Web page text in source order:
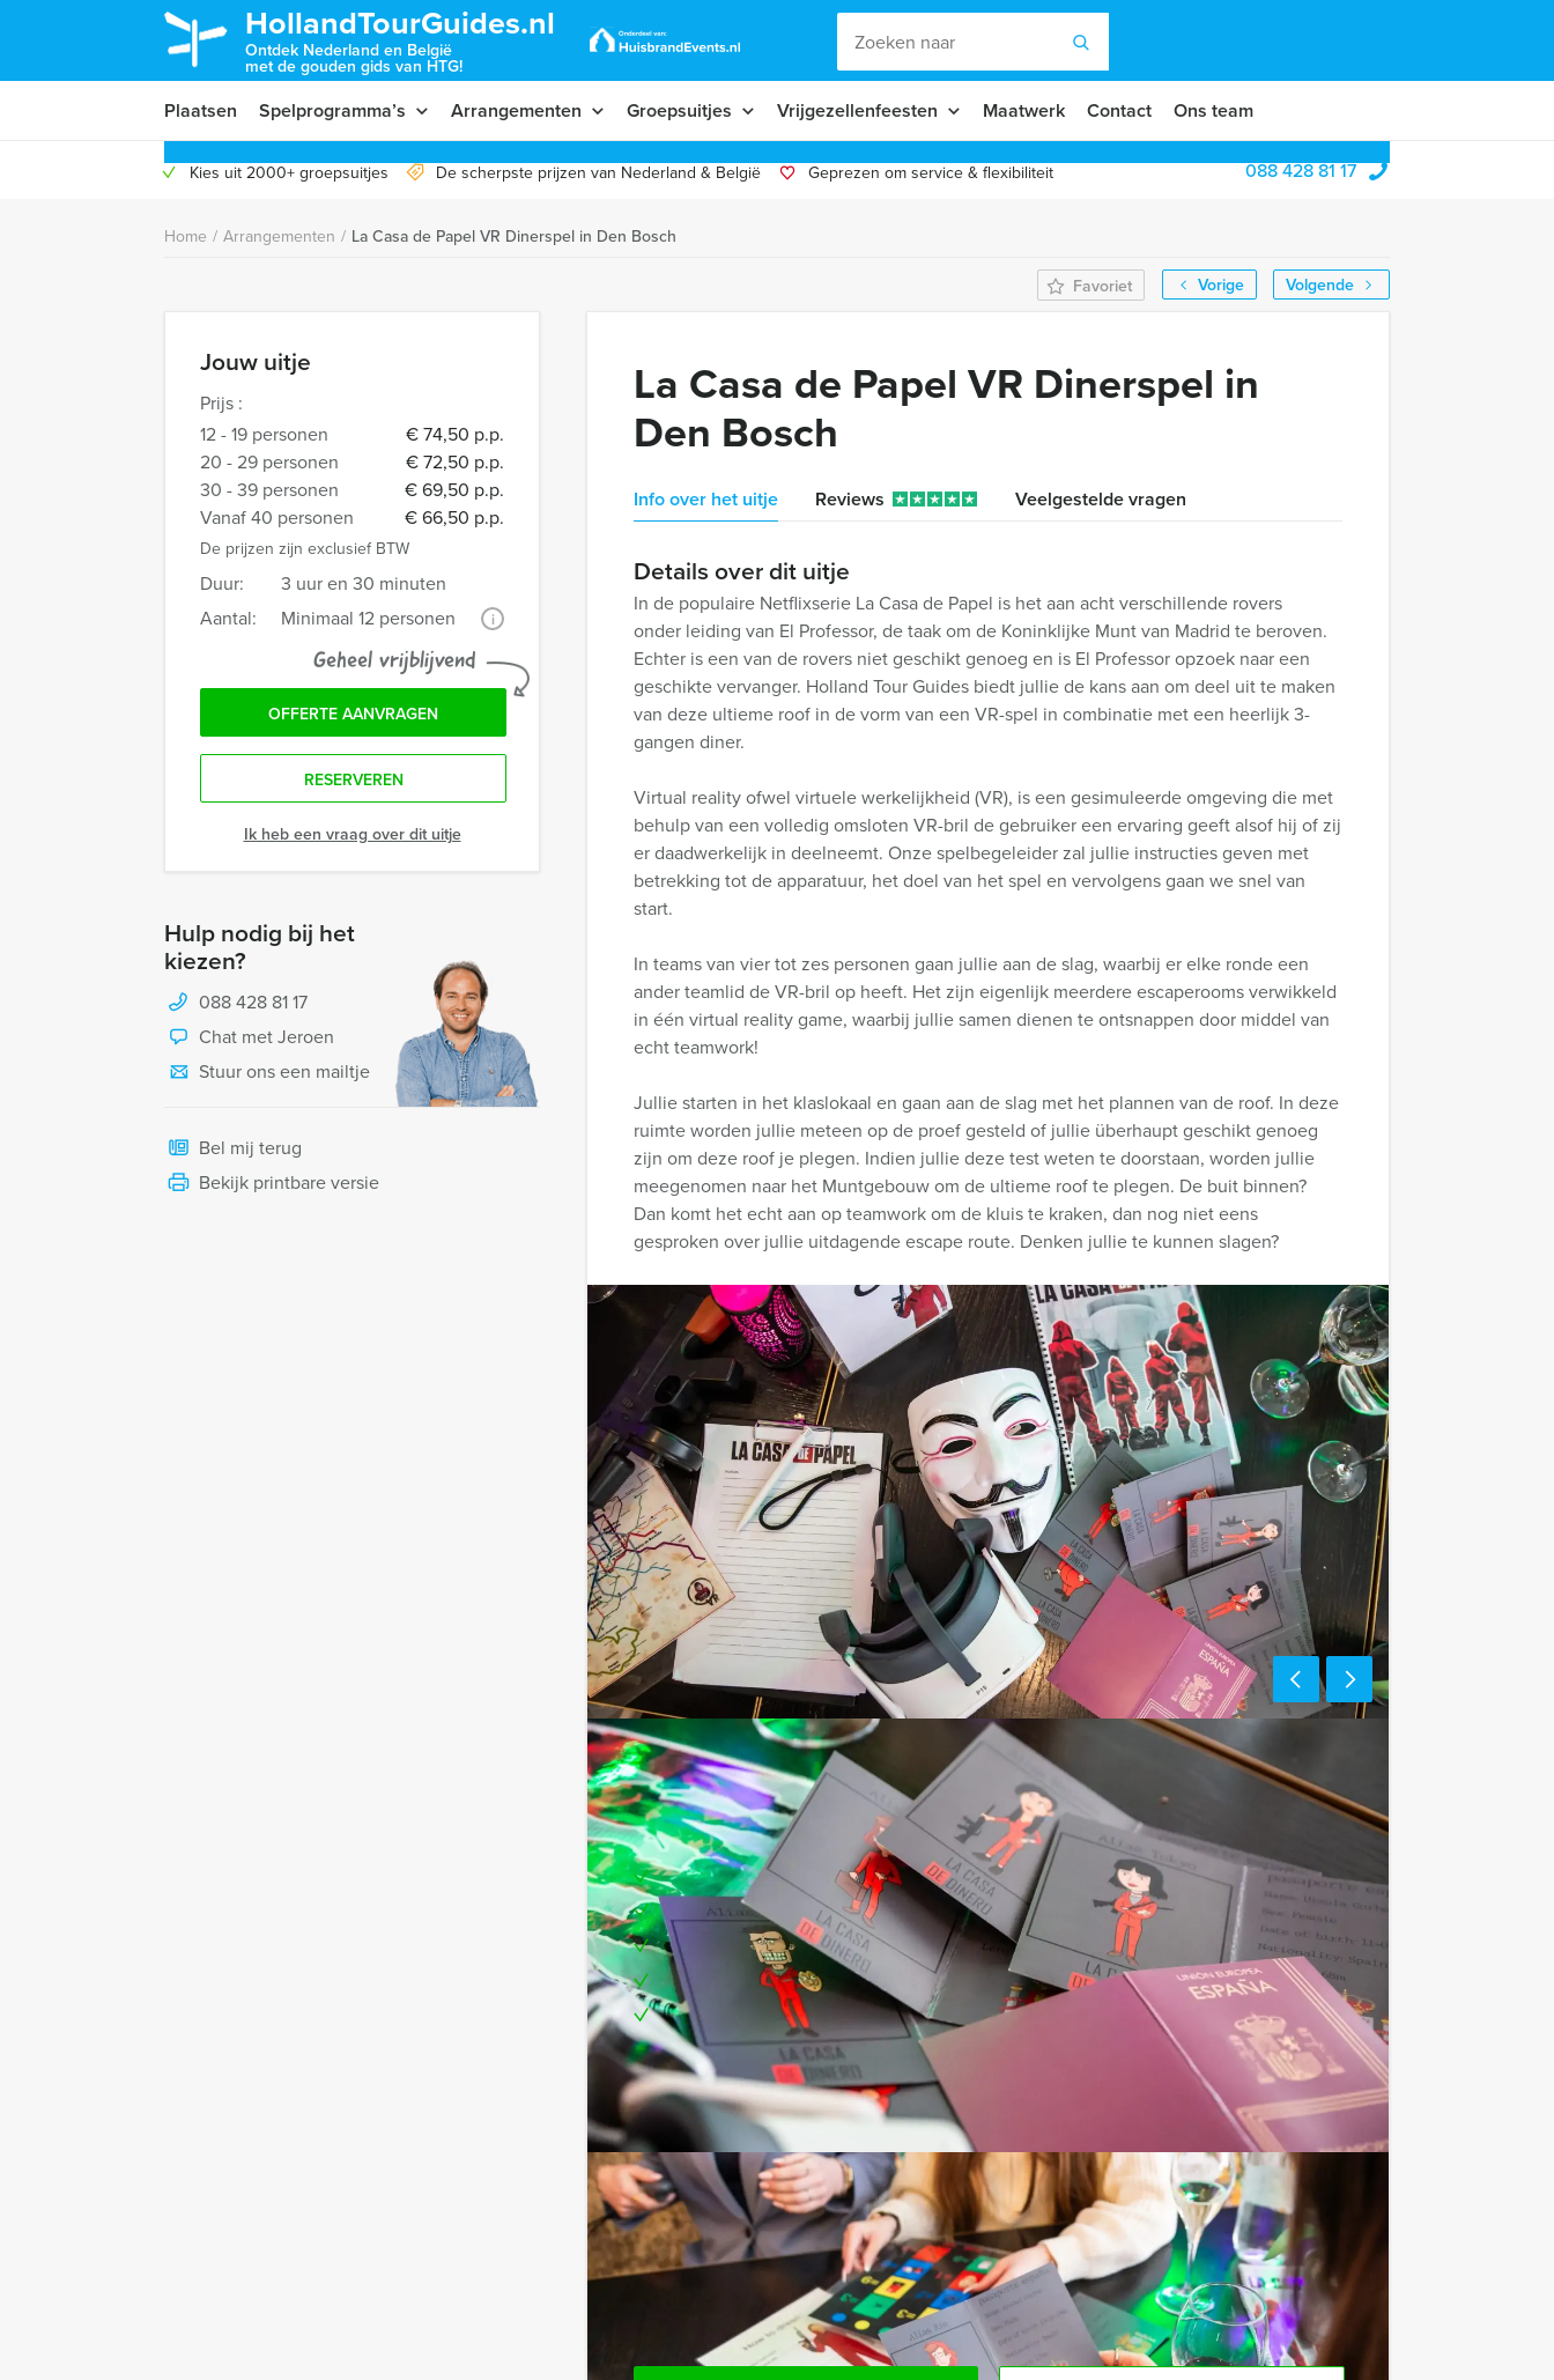
HollandTourGuides.nl
Ontdek Nederland en België
met de gouden gids van HTG!
Plaatsen Spelprogramma’s Arrangementen Groepsuitjes Vrijgezellenfeesten Maatwerk Contact Ons team
Kies uit 2000+ groepsuitjes De scherpste prijzen van Nederland & België Geprezen om service & flexibiliteit 088 428 81 17
Home / Arrangementen / La Casa de Papel VR Dinerspel in Den Bosch
Vorige Volgende
Favoriet
Jouw uitje
Prijs :
12 - 19 personen
€ 74,50 p.p.
20 - 29 personen
€ 72,50 p.p.
30 - 39 personen
€ 69,50 p.p.
Vanaf 40 personen
€ 66,50 p.p.
De prijzen zijn exclusief BTW
Duur:
3 uur en 30 minuten
Aantal:
Minimaal 12 personen i
Geheel vrijblijvend
OFFERTE AANVRAGEN
RESERVEREN
Ik heb een vraag over dit uitje
Hulp nodig bij het
kiezen?
088 428 81 17
Chat met Jeroen
Stuur ons een mailtje
Bel mij terug
Bekijk printbare versie
La Casa de Papel VR Dinerspel in
Den Bosch
Info over het uitje Reviews Veelgestelde vragen
Details over dit uitje
In de populaire Netflixserie La Casa de Papel is het aan acht verschillende rovers
onder leiding van El Professor, de taak om de Koninklijke Munt van Madrid te beroven.
Echter is een van de rovers niet geschikt genoeg en is El Professor opzoek naar een
geschikte vervanger. Holland Tour Guides biedt jullie de kans aan om deel uit te maken
van deze ultieme roof in de vorm van een VR-spel in combinatie met een heerlijk 3-
gangen diner.
Virtual reality ofwel virtuele werkelijkheid (VR), is een gesimuleerde omgeving die met
behulp van een volledig omsloten VR-bril de gebruiker een ervaring geeft alsof hij of zij
er daadwerkelijk in deelneemt. Onze spelbegeleider zal jullie instructies geven met
betrekking tot de apparatuur, het doel van het spel en vervolgens gaan we snel van
start.
In teams van vier tot zes personen gaan jullie aan de slag, waarbij er elke ronde een
ander teamlid de VR-bril op heeft. Het zijn eigenlijk meerdere escaperooms verwikkeld
in één virtual reality game, waarbij jullie samen dienen te ontsnappen door middel van
echt teamwork!
Jullie starten in het klaslokaal en gaan aan de slag met het plannen van de roof. In deze
ruimte worden jullie meteen op de proef gesteld of jullie überhaupt geschikt genoeg
zijn om deze roof je plegen. Indien jullie deze test weten te doorstaan, worden jullie
meegenomen naar het Muntgebouw om de ultieme roof te plegen. De buit binnen?
Dan komt het echt aan op teamwork om de kluis te kraken, dan nog niet eens
gesproken over jullie uitdagende escape route. Denken jullie te kunnen slagen?
Inclusief:
Professionele begeleiding
Moderne VR-brillen
Uitgebreid 3-gangen diner
Leuke prijs voor het winnende team
Te boeken op uw gewenste dag en tijdstip!
Tip:
Niet telkens uw knip hoeven trekken om uw drankje af te rekenen? Voor € 13,50 per
persoon per uur (excl. BTW) kunt u gebruikmaken van het drankarrangement, waarbij u
onbeperkt kunt genieten van bier, fris, huiswijn, koffie en thee. En… zo komt u ook
achteraf niet voor verrassingen te staan!
Komen jullie niet aan het minimale aantal deelnemers voor dit groepsuitje? Als je bereid
bent voor het minimale aantal te betalen, kan je ook gewoon voor minder personen